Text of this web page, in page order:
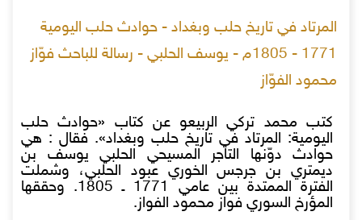
المرتاد في تاريخ حلب وبغداد - حوادث حلب اليومية
1771 - 1805م - يوسف الحلبي - رسالة للباحث فوّاز
محمود الفوّاز
كتب محمد تركي الربيعو عن كتاب «حوادث حلب
اليومية: المرتاد في تاريخ حلب وبغداد». فقال : هي
حوادث دوّنها التاجر المسيحي الحلبي يوسف بن
ديمتري بن جرجس الخوري عبود الحلبي، وشملت
الفترة الممتدة بين عامي 1771 ـ 1805. وحققها
المؤرخ السوري فواز محمود الفواز.